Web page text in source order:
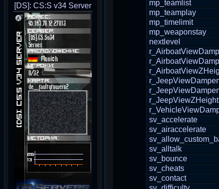
[DS]: CS:S v34 Server
mp_teamlist
mp_teamplay
mp_timelimit
mp_weaponstay
nextlevel
r_JeepViewZHeight
sv_accelerate
sv_airaccelerate
sv_alltalk
sv_bounce
sv_cheats
sv_contact